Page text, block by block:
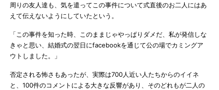
周りの友人達も、気を遣ってこの事件について式直後のお二人にはあ
えて伝えないようにしていたという。
「この事件を知った時、このままじゃやっぱりダメだ、私が発信しな
きゃと思い、結婚式の翌日にfacebookを通じて公の場でカミングア
ウトしました。」
否定される怖さもあったが、実際は700人近い人たちからのイイネ
と、100件のコメントによる大きな反響があり、そのどれもが二人の